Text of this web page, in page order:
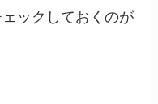
ックしておくのが